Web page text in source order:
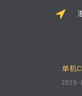
单机
2026-